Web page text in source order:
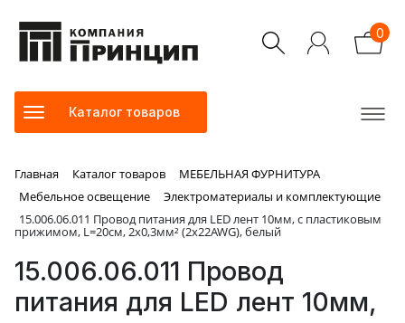
0
Каталог товаров
Главная Каталог товаров
МЕБЕЛЬНАЯ ФУРНИТУРА
Мебельное освещение
Электроматериалы и комплектующие
15.006.06.011 Провод питания для LED лент 10мм, с пластиковым
прижимом, L=20см, 2х0,3мм² (2х22AWG), белый
15.006.06.011 Провод
питания для LED лент 10мм,